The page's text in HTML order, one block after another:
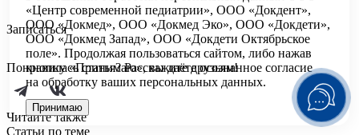
Записаться
Понравилась статья? Расскажите друзьям!
Читайте также
Статьи по теме
«Центр современной педиатрии», ООО «Докдент»,
ООО «Докмед», ООО «Докмед Эко», ООО «Докдети»,
ООО «Докмед Запад», ООО «Докдети Октябрьское
поле». Продолжая пользоваться сайтом, либо нажав
кнопку «Принимаю», вы даёте осознанное согласие
на обработку ваших персональных данных.
Принимаю